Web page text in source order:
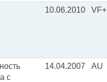
10.06.2010 VF+
с
14.04.2007 AU